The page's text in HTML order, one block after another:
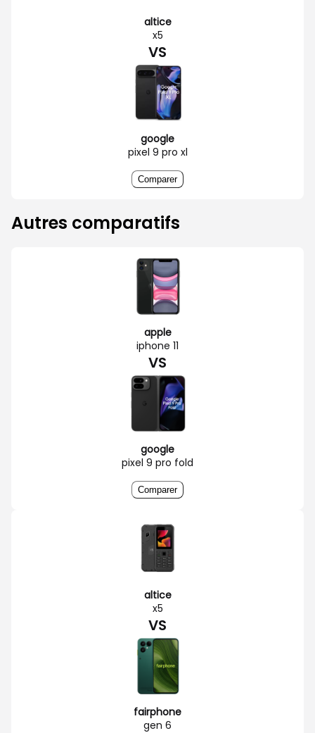
altice
x5
VS
google
pixel 9 pro xl
Comparer
Autres comparatifs
apple
iphone 11
VS
google
pixel 9 pro fold
Comparer
altice
x5
VS
fairphone
gen 6